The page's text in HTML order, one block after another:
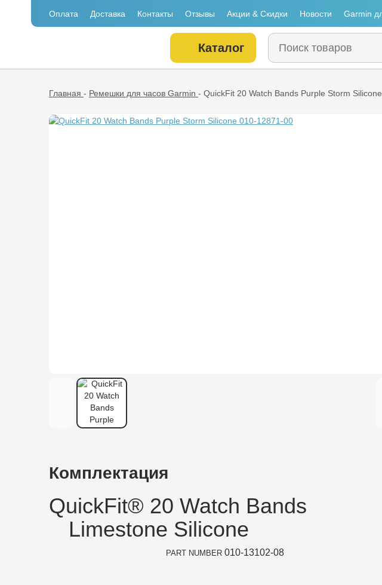
Оплата Доставка Контакты Отзывы Акции & Скидки Новости Garmin
Каталог
Главная - Ремешки для часов Garmin - QuickFit 20 Watch Bands Purple Storm
Комплектация
QuickFit® 20 Watch Bands
Limestone Silicone
PART NUMBER 010-13102-08